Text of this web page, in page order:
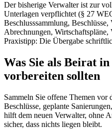
Der bisherige Verwalter ist zur
Unterlagen verpflichtet (§ 27
Beschlusssammlung,
Abrechnungen,
Praxistipp: Die Übergabe
Was Sie als Beirat
vorbereiten sollten
Sammeln Sie offene Themen vor
Beschlüsse, geplante
hilft dem neuen Verwalter, ohne
sicher, dass nichts liegen bleibt.